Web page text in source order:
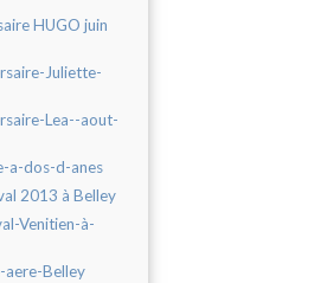
HUGO juin
Juliette-
Lea--aout-
a-dos-d-anes
2013 à Belley
Venitien-à-
aere-Belley